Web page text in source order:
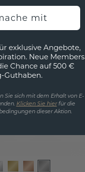
mit
exklusive Angebote,
Neue Members
Chance auf 500 €
Guthaben.
Sie sich mit dem Erhalt von E-
Klicken Sie hierfür die
dieser Aktion.